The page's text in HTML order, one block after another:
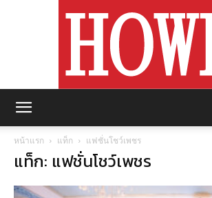
หน้าแรก แท็ก แฟชั่นโชว์เพชร
แท็ก: แฟชั่นโชว์เพชร